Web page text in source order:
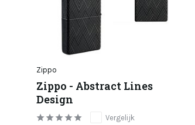
Zippo
Zippo - Abstract Lines
Design
Vergelijk